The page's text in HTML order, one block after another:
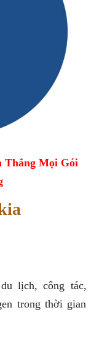
Thắng Mọi Gói
lịch, công tác,
trong thời gian